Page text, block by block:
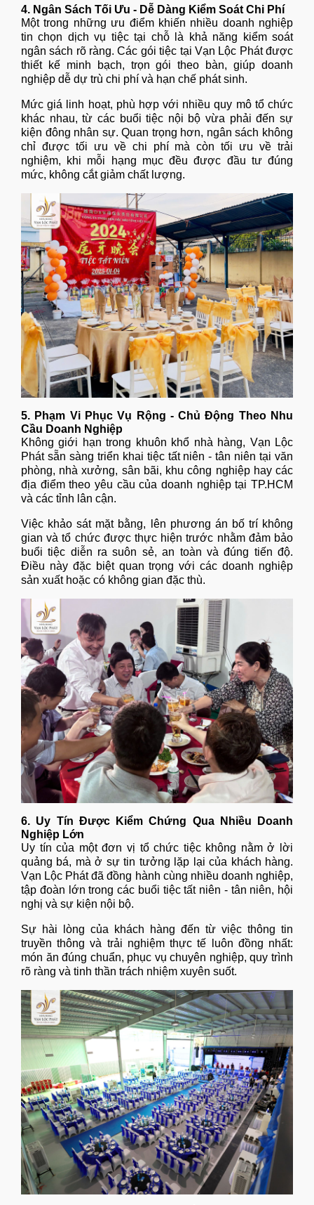
4. Ngân Sách Tối Ưu - Dễ Dàng Kiểm Soát Chi Phí
Một trong những ưu điểm khiến nhiều doanh nghiệp
tin chọn dịch vụ tiệc tại chỗ là khả năng kiểm soát
ngân sách rõ ràng. Các gói tiệc tại Vạn Lộc Phát được
thiết kế minh bạch, trọn gói theo bàn, giúp doanh
nghiệp dễ dự trù chi phí và hạn chế phát sinh.
Mức giá linh hoạt, phù hợp với nhiều quy mô tổ chức
khác nhau, từ các buổi tiệc nội bộ vừa phải đến sự
kiện đông nhân sự. Quan trọng hơn, ngân sách không
chỉ được tối ưu về chi phí mà còn tối ưu về trải
nghiệm, khi mỗi hạng mục đều được đầu tư đúng
mức, không cắt giảm chất lượng.
5. Phạm Vi Phục Vụ Rộng - Chủ Động Theo Nhu
Cầu Doanh Nghiệp
Không giới hạn trong khuôn khổ nhà hàng, Vạn Lộc
Phát sẵn sàng triển khai tiệc tất niên - tân niên tại văn
phòng, nhà xưởng, sân bãi, khu công nghiệp hay các
địa điểm theo yêu cầu của doanh nghiệp tại TP.HCM
và các tỉnh lân cận.
Việc khảo sát mặt bằng, lên phương án bố trí không
gian và tổ chức được thực hiện trước nhằm đảm bảo
buổi tiệc diễn ra suôn sẻ, an toàn và đúng tiến độ.
Điều này đặc biệt quan trọng với các doanh nghiệp
sản xuất hoặc có không gian đặc thù.
6. Uy Tín Được Kiểm Chứng Qua Nhiều Doanh
Nghiệp Lớn
Uy tín của một đơn vị tổ chức tiệc không nằm ở lời
quảng bá, mà ở sự tin tưởng lặp lại của khách hàng.
Vạn Lộc Phát đã đồng hành cùng nhiều doanh nghiệp,
tập đoàn lớn trong các buổi tiệc tất niên - tân niên, hội
nghị và sự kiện nội bộ.
Sự hài lòng của khách hàng đến từ việc thông tin
truyền thông và trải nghiệm thực tế luôn đồng nhất:
món ăn đúng chuẩn, phục vụ chuyên nghiệp, quy trình
rõ ràng và tinh thần trách nhiệm xuyên suốt.